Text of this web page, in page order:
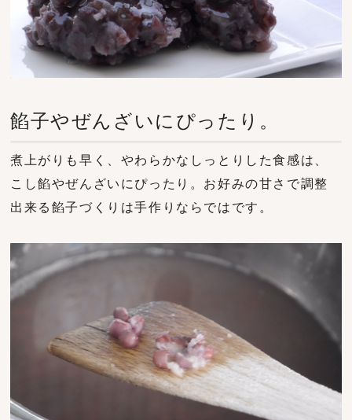
餡子やぜんざいにぴったり。
煮上がりも早く、やわらかなしっとりした食感は、
こし餡やぜんざいにぴったり。お好みの甘さで調整
出来る餡子づくりは手作りならではです。